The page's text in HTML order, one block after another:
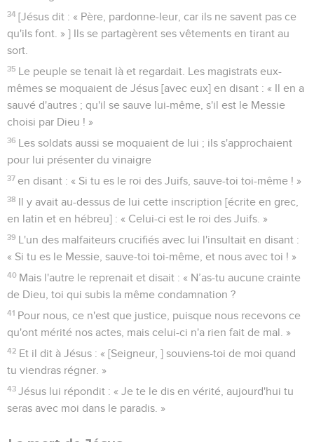
34 [Jésus dit : « Père, pardonne-leur, car ils ne savent pas ce
qu'ils font. » ] Ils se partagèrent ses vêtements en tirant au
sort.
35 Le peuple se tenait là et regardait. Les magistrats eux-
mêmes se moquaient de Jésus [avec eux] en disant : « Il en a
sauvé d'autres ; qu'il se sauve lui-même, s'il est le Messie
choisi par Dieu ! »
36 Les soldats aussi se moquaient de lui ; ils s'approchaient
pour lui présenter du vinaigre
37 en disant : « Si tu es le roi des Juifs, sauve-toi toi-même ! »
38 Il y avait au-dessus de lui cette inscription [écrite en grec,
en latin et en hébreu] : « Celui-ci est le roi des Juifs. »
39 L'un des malfaiteurs crucifiés avec lui l'insultait en disant :
« Si tu es le Messie, sauve-toi toi-même, et nous avec toi ! »
40 Mais l'autre le reprenait et disait : « N’as-tu aucune crainte
de Dieu, toi qui subis la même condamnation ?
41 Pour nous, ce n'est que justice, puisque nous recevons ce
qu'ont mérité nos actes, mais celui-ci n'a rien fait de mal. »
42 Et il dit à Jésus : « [Seigneur, ] souviens-toi de moi quand
tu viendras régner. »
43 Jésus lui répondit : « Je te le dis en vérité, aujourd'hui tu
seras avec moi dans le paradis. »